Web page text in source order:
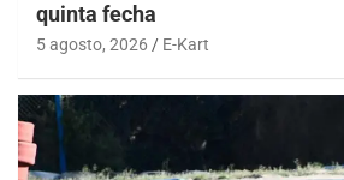
quinta fecha
5 agosto, 2026 E-Kart